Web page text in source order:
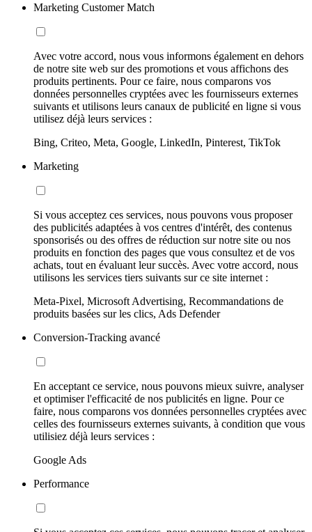
Marketing Customer Match
Avec votre accord, nous vous informons également en dehors
de notre site web sur des promotions et vous affichons des
produits pertinents. Pour ce faire, nous comparons vos
données personnelles cryptées avec les fournisseurs externes
suivants et utilisons leurs canaux de publicité en ligne si vous
utilisez déjà leurs services :
Bing, Criteo, Meta, Google, LinkedIn, Pinterest, TikTok
Marketing
Si vous acceptez ces services, nous pouvons vous proposer
des publicités adaptées à vos centres d'intérêt, des contenus
sponsorisés ou des offres de réduction sur notre site ou nos
produits en fonction des pages que vous consultez et de vos
achats, tout en évaluant leur succès. Avec votre accord, nous
utilisons les services tiers suivants sur ce site internet :
Meta-Pixel, Microsoft Advertising, Recommandations de
produits basées sur les clics, Ads Defender
Conversion-Tracking avancé
En acceptant ce service, nous pouvons mieux suivre, analyser
et optimiser l'efficacité de nos publicités en ligne. Pour ce
faire, nous comparons vos données personnelles cryptées avec
celles des fournisseurs externes suivants, à condition que vous
utilisiez déjà leurs services :
Google Ads
Performance